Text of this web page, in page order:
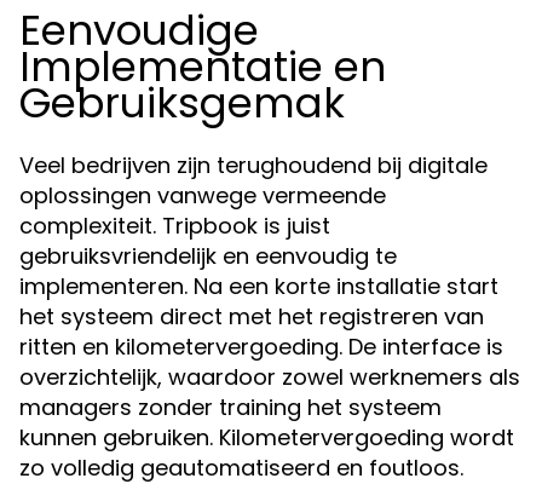
Eenvoudige
Implementatie en
Gebruiksgemak
Veel bedrijven zijn terughoudend bij digitale
oplossingen vanwege vermeende
complexiteit. Tripbook is juist
gebruiksvriendelijk en eenvoudig te
implementeren. Na een korte installatie start
het systeem direct met het registreren van
ritten en kilometervergoeding. De interface is
overzichtelijk, waardoor zowel werknemers als
managers zonder training het systeem
kunnen gebruiken. Kilometervergoeding wordt
zo volledig geautomatiseerd en foutloos.